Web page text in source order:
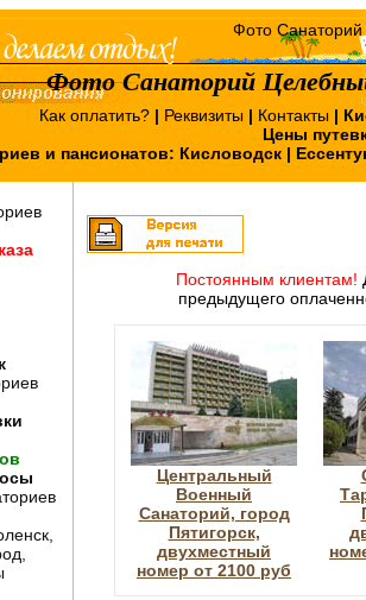
Фото Санаторий
Как оплатить? | Реквизиты | Контакты |
Цены
и пансионатов: Кисловодск |
Постоянным клиентам!
предыдущего
Центральный
Военный
Санаторий, город
Пятигорск,
двухместный
номер от 2100 руб